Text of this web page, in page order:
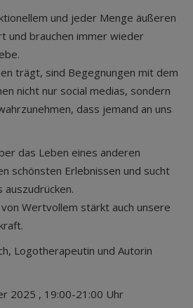
und jeder Menge äußeren
und brauchen immer wieder
trägt, sind Begegnungen mit dem
nicht nur social medias, sondern
dass jemand an uns
das Leben eines anderen
schönsten Erlebnissen und sucht
auszudrücken.
Wertvollem stärkt auch unsere
Logotherapeutin und Autorin
2025 , 19:00-21:00 Uhr